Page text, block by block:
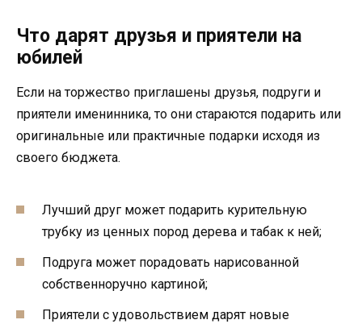
Что дарят друзья и приятели на
юбилей
Если на торжество приглашены друзья, подруги и
приятели именинника, то они стараются подарить или
оригинальные или практичные подарки исходя из
своего бюджета.
Лучший друг может подарить курительную
трубку из ценных пород дерева и табак к ней;
Подруга может порадовать нарисованной
собственноручно картиной;
Приятели с удовольствием дарят новые